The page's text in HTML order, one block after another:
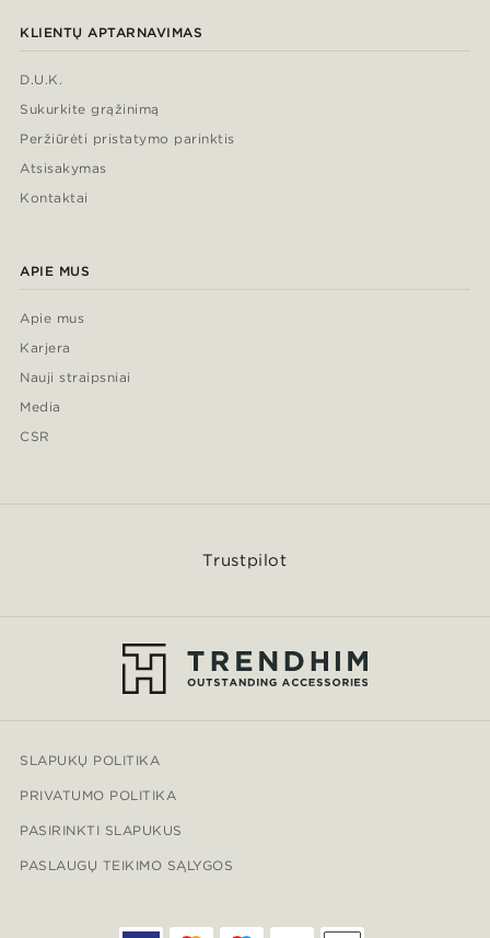
KLIENTŲ APTARNAVIMAS
D.U.K.
Sukurkite grąžinimą
Peržiūrėti pristatymo parinktis
Atsisakymas
Kontaktai
APIE MUS
Apie mus
Karjera
Nauji straipsniai
Media
CSR
Trustpilot
SLAPUKŲ POLITIKA
PRIVATUMO POLITIKA
PASIRINKTI SLAPUKUS
PASLAUGŲ TEIKIMO SĄLYGOS